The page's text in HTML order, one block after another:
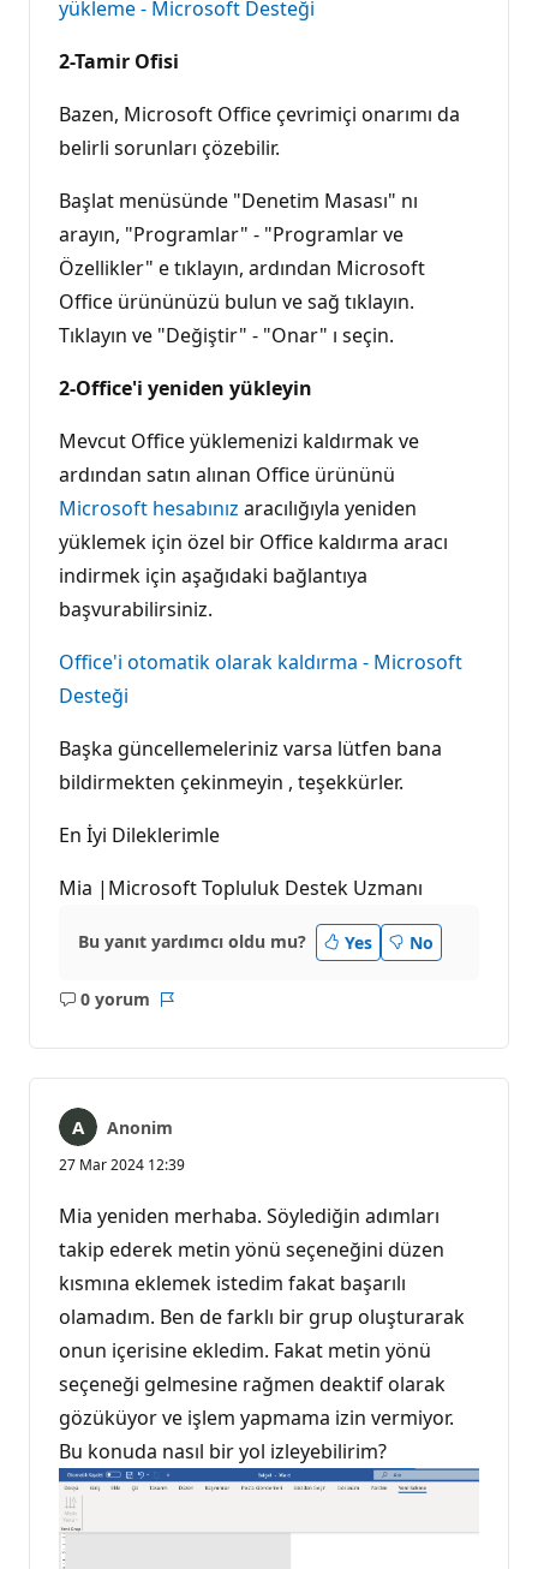
yükleme - Microsoft Desteği
2-Tamir Ofisi
Bazen, Microsoft Office çevrimiçi onarımı da
belirli sorunları çözebilir.
Başlat menüsünde "Denetim Masası" nı
arayın, "Programlar" - "Programlar ve
Özellikler" e tıklayın, ardından Microsoft
Office ürününüzü bulun ve sağ tıklayın.
Tıklayın ve "Değiştir" - "Onar" ı seçin.
2-Office'i yeniden yükleyin
Mevcut Office yüklemenizi kaldırmak ve
ardından satın alınan Office ürününü
Microsoft hesabınız aracılığıyla yeniden
yüklemek için özel bir Office kaldırma aracı
indirmek için aşağıdaki bağlantıya
başvurabilirsiniz.
Office'i otomatik olarak kaldırma - Microsoft
Desteği
Başka güncellemeleriniz varsa lütfen bana
bildirmekten çekinmeyin , teşekkürler.
En İyi Dileklerimle
Mia |Microsoft Topluluk Destek Uzmanı
Bu yanıt yardımcı oldu mu? Yes No
0 yorum
Açıklama
Anonim
27 Mar 2024 12:39
Mia yeniden merhaba. Söylediğin adımları
takip ederek metin yönü seçeneğini düzen
kısmına eklemek istedim fakat başarılı
olamadım. Ben de farklı bir grup oluşturarak
onun içerisine ekledim. Fakat metin yönü
seçeneği gelmesine rağmen deaktif olarak
gözüküyor ve işlem yapmama izin vermiyor.
Bu konuda nasıl bir yol izleyebilirim?